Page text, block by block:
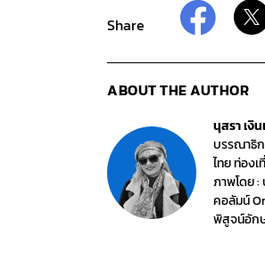
Share
ABOUT THE AUTHOR
นุสรา เงิ
บรรณาธิ
ไทย ท่อง
ภาพโดย
คอลัมน์
พิสูจน์อัก